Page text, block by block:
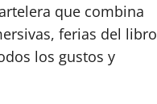
que combina
ferias del libro
los gustos y